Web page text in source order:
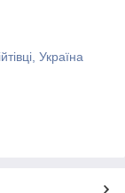
Україна